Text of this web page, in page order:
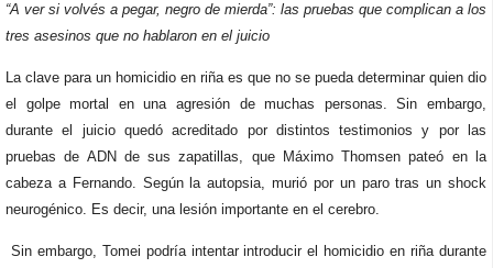
“A ver si volvés a pegar, negro de mierda”: las pruebas que complican a los
tres asesinos que no hablaron en el juicio
La clave para un homicidio en riña es que no se pueda determinar quien dio
el golpe mortal en una agresión de muchas personas. Sin embargo,
durante el juicio quedó acreditado por distintos testimonios y por las
pruebas de ADN de sus zapatillas, que Máximo Thomsen pateó en la
cabeza a Fernando. Según la autopsia, murió por un paro tras un shock
neurogénico. Es decir, una lesión importante en el cerebro.
Sin embargo, Tomei podría intentar introducir el homicidio en riña durante